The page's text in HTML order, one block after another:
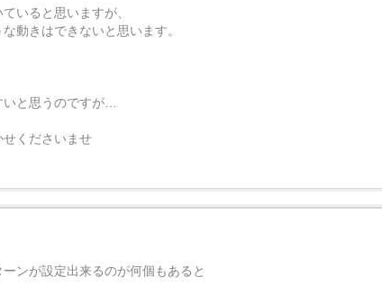
いると思いますが、
動きはできないと思います。
と思うのですが…
くださいませ
ンが設定出来るのが何個もあると